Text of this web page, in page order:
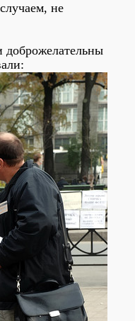
не